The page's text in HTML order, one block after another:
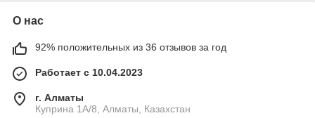
О нас
92% положительных из 36 отзывов за год
Работает с 10.04.2023
г. Алматы
Куприна 1A/8, Алматы, Казахстан